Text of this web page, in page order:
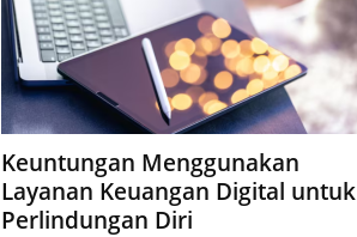
Keuntungan Menggunakan
Layanan Keuangan Digital untuk
Perlindungan Diri